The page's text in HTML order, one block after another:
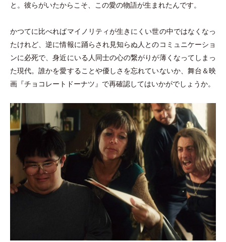
と。彼らがいたからこそ、この愛の物語が生まれたんです。
かつてに比べればマイノリティが生きにくい世の中ではなくなっ
たけれど、逆に情報に踊らされ見知らぬ人とのコミュニケーショ
ンに必死で、身近にいる人同士の心の繋がりが薄くなってしまっ
た現代。誰かを愛することや優しさを忘れていないか、舞台＆映
画『チョコレートドーナツ』で再確認してはいかがでしょうか。